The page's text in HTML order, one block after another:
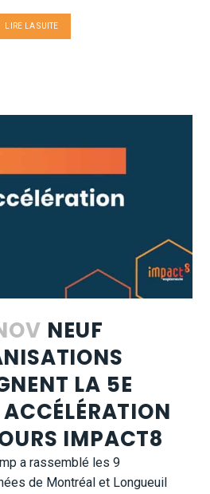
LIRE LA SUITE
NEUF
LA 5E
IMPACT8
a rassemblé les 9
de Montréal et Longueuil